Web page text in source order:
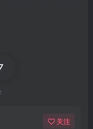
关注